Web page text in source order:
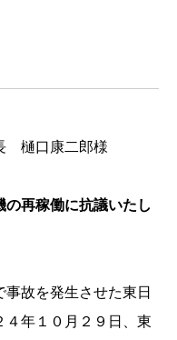
樋口康二郎様
再稼働に抗議いたし
故を発生させた東日
４年１０月２９日、東